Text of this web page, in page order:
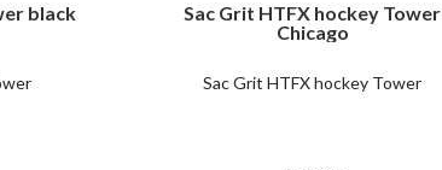
black
Sac Grit HTFX hockey Tower
Chicago
Sac Grit HTFX hockey Tower